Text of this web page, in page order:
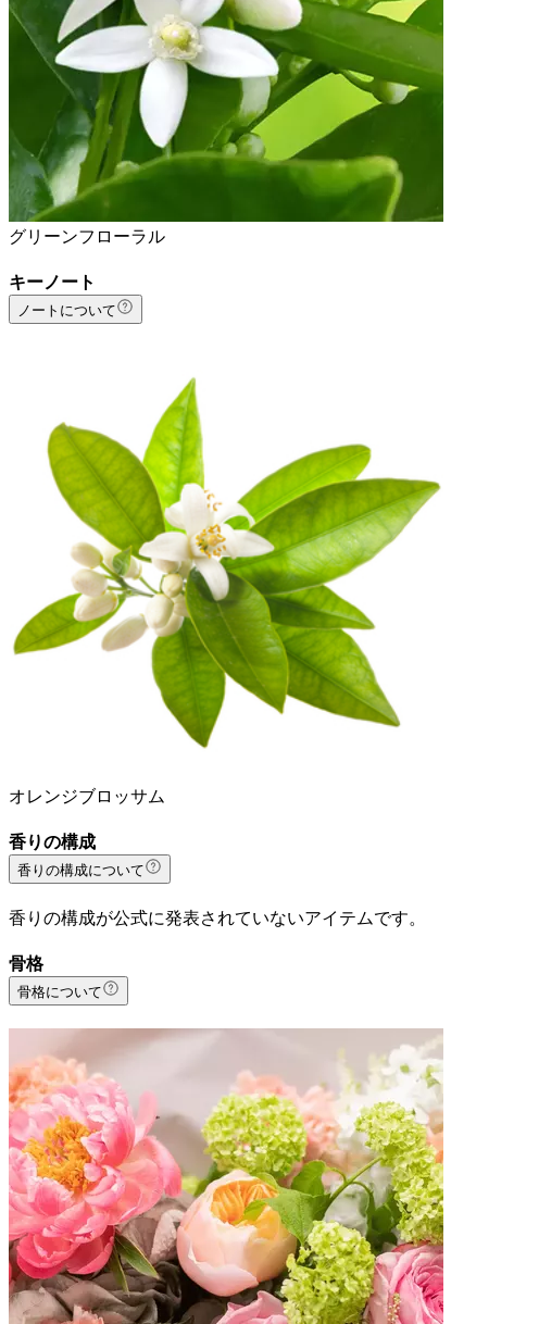
グリーンフローラル
キーノート
ノートについて
オレンジブロッサム
香りの構成
香りの構成について
香りの構成が公式に発表されていないアイテムです。
骨格
骨格について